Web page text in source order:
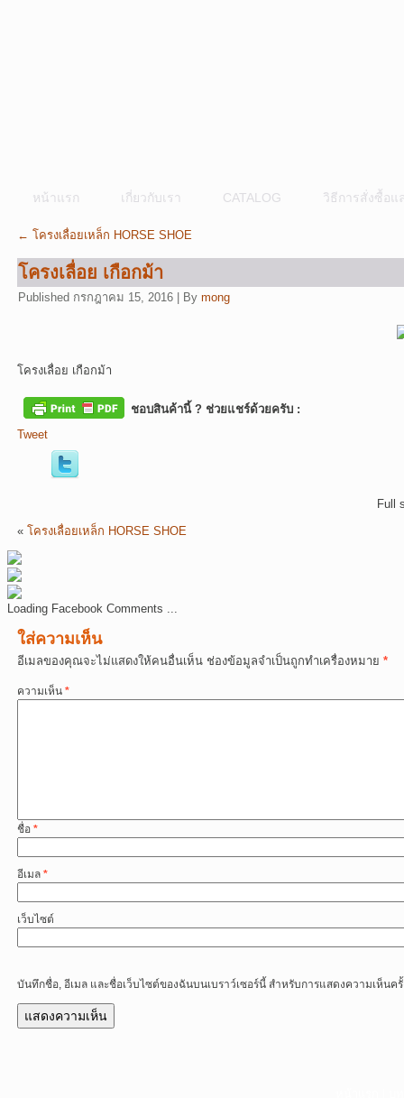
หน้าแรก เกี่ยวกับเรา CATALOG วิธีการสั่งซื้อแ
← โครงเลื่อยเหล็ก HORSE SHOE
โครงเลื่อย เกือกม้า
Published กรกฎาคม 15, 2016 By mong
โครงเลื่อย เกือกม้า
ชอบสินค้านี้ ? ช่วยแชร์ด้วยครับ :
Tweet
Full
« โครงเลื่อยเหล็ก HORSE SHOE
Loading Facebook Comments ...
ใส่ความเห็น
อีเมลของคุณจะไม่แสดงให้คนอื่นเห็น ช่องข้อมูลจำเป็นถูกทำเครื่องหมาย *
ความเห็น *
ชื่อ *
อีเมล *
เว็บไซต์
บันทึกชื่อ, อีเมล และชื่อเว็บไซต์ของฉันบนเบราว์เซอร์นี้ สำหรับการแสดงความเห็นค